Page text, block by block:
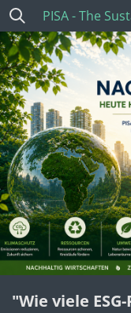
Zum
Hauptinhalt
springen
"Wie viele